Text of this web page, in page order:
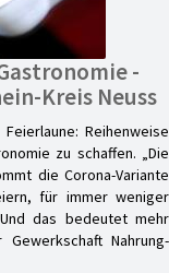
-
Kreis Neuss
Reihenweise
zu schaffen. „Die
die Corona-Variante
für immer weniger
das bedeutet mehr
Nahrung-